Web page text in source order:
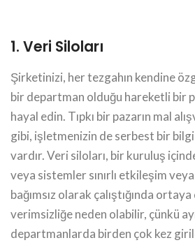
1. Veri Siloları
Şirketinizi, her tezgahın kendine
bir departman olduğu hareketli bir
hayal edin. Tıpkı bir pazarın mal
gibi, işletmenizin de serbest bir bilgi
vardır. Veri siloları, bir kuruluş
veya sistemler sınırlı etkileşim
bağımsız olarak çalıştığında
verimsizliğe neden olabilir, çünkü
departmanlarda birden çok kez